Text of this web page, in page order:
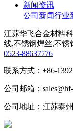
新闻资讯
公司新闻行业
江苏华飞合金材料
线,不锈钢焊丝,不锈
0523-88637776
联系方式：+86-
公司邮箱：
公司地址：江苏泰